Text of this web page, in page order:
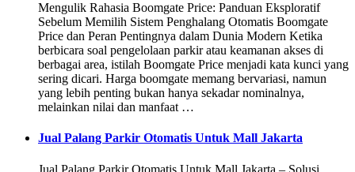
Mengulik Rahasia Boomgate Price: Panduan Eksploratif
Sebelum Memilih Sistem Penghalang Otomatis Boomgate
Price dan Peran Pentingnya dalam Dunia Modern Ketika
berbicara soal pengelolaan parkir atau keamanan akses di
berbagai area, istilah Boomgate Price menjadi kata kunci yang
sering dicari. Harga boomgate memang bervariasi, namun
yang lebih penting bukan hanya sekadar nominalnya,
melainkan nilai dan manfaat …
Jual Palang Parkir Otomatis Untuk Mall Jakarta
Jual Palang Parkir Otomatis Untuk Mall Jakarta – Solusi